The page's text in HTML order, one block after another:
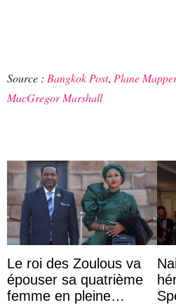
Source : Bangkok Post, Plane
MacGregor Marshall
Le roi des Zoulous va
épouser sa quatrième
femme en pleine